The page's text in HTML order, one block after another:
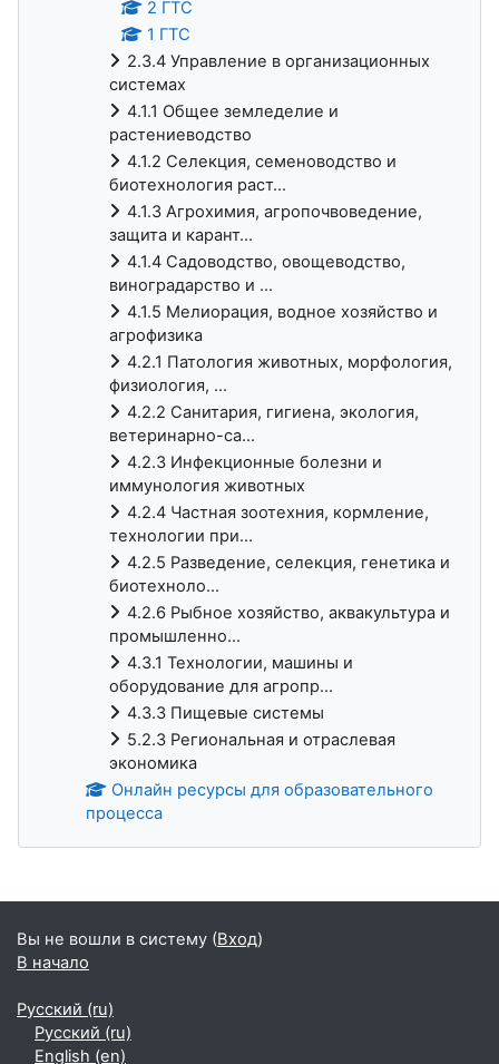
2 ГТС
1 ГТС
2.3.4 Управление в организационных
системах
4.1.1 Общее земледелие и
растениеводство
4.1.2 Селекция, семеноводство и
биотехнология раст...
4.1.3 Агрохимия, агропочвоведение,
защита и карант...
4.1.4 Садоводство, овощеводство,
виноградарство и ...
4.1.5 Мелиорация, водное хозяйство и
агрофизика
4.2.1 Патология животных, морфология,
физиология, ...
4.2.2 Санитария, гигиена, экология,
ветеринарно-са...
4.2.3 Инфекционные болезни и
иммунология животных
4.2.4 Частная зоотехния, кормление,
технологии при...
4.2.5 Разведение, селекция, генетика и
биотехноло...
4.2.6 Рыбное хозяйство, аквакультура и
промышленно...
4.3.1 Технологии, машины и
оборудование для агропр...
4.3.3 Пищевые системы
5.2.3 Региональная и отраслевая
экономика
Онлайн ресурсы для образовательного
процесса
Блоки
Вы не вошли в систему (Вход)
В начало
Русский ‎(ru)‎
Русский ‎(ru)‎
English ‎(en)‎